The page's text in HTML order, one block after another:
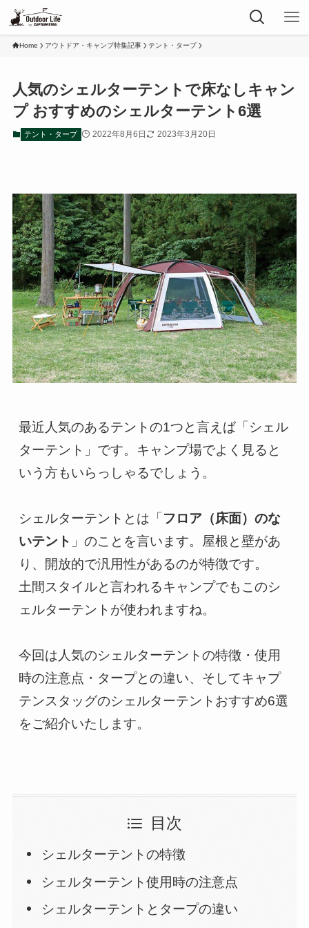
Home アウトドア・キャンプ特集記事 テント・タープ
人気のシェルターテントで床なしキャン
プ おすすめのシェルターテント6選
テント・タープ 2022年8月6日 2023年3月20日
最近人気のあるテントの1つと言えば「シェル
ターテント」です。キャンプ場でよく見ると
いう方もいらっしゃるでしょう。
シェルターテントとは「 フロア（床面）のな
いテント 」のことを言います。屋根と壁があ
り、開放的で汎用性があるのが特徴です。
土間スタイルと言われるキャンプでもこのシ
ェルターテントが使われますね。
今回は人気のシェルターテントの特徴・使用
時の注意点・タープとの違い、そしてキャプ
テンスタッグのシェルターテントおすすめ6選
をご紹介いたします。
目次
シェルターテントの特徴
シェルターテント使用時の注意点
シェルターテントとタープの違い